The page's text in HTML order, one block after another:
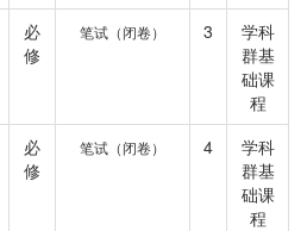
必
修
笔试（闭卷） 3
学科
群基
础课
程
必
修
笔试（闭卷） 4
学科
群基
础课
程